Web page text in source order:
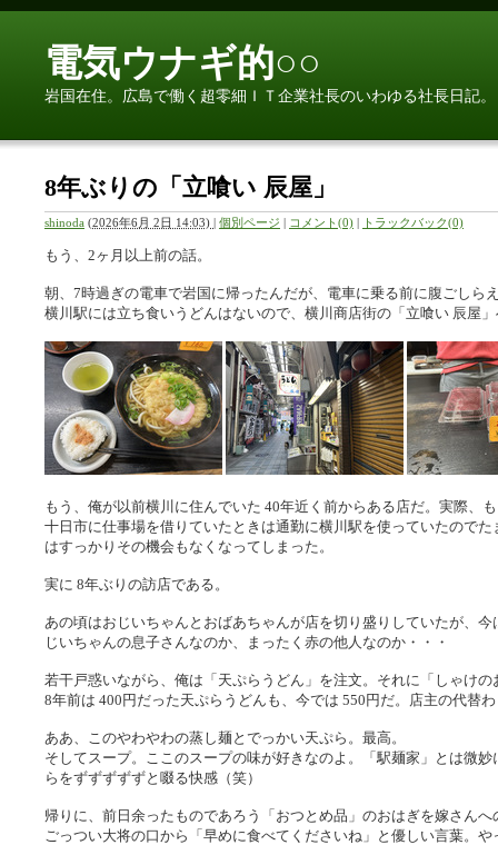
電気ウナギ的○○
岩国在住。広島で働く超零細ＩＴ企業社長のいわゆる社長日記。
8年ぶりの「立喰い 辰屋」
shinoda (2026年6月 2日 14:03) | 個別ページ | コメント(0) | トラックバック(0)
もう、2ヶ月以上前の話。
朝、7時過ぎの電車で岩国に帰ったんだが、電車に乗る前に腹ごしら
横川駅には立ち食いうどんはないので、横川商店街の「立喰い 辰屋
もう、俺が以前横川に住んでいた 40年近く前からある店だ。実際、
十日市に仕事場を借りていたときは通勤に横川駅を使っていたので
はすっかりその機会もなくなってしまった。
実に 8年ぶりの訪店である。
あの頃はおじいちゃんとおばあちゃんが店を切り盛りしていたが、
じいちゃんの息子さんなのか、まったく赤の他人なのか・・・
若干戸惑いながら、俺は「天ぷらうどん」を注文。それに「しゃけ
8年前は 400円だった天ぷらうどんも、今では 550円だ。店主の代替
ああ、このやわやわの蒸し麺とでっかい天ぷら。最高。
そしてスープ。ここのスープの味が好きなのよ。「駅麺家」とは微
らをずずずずずと啜る快感（笑）
帰りに、前日余ったものであろう「おつとめ品」のおはぎを嫁さんへ
ごっつい大将の口から「早めに食べてくださいね」と優しい言葉。